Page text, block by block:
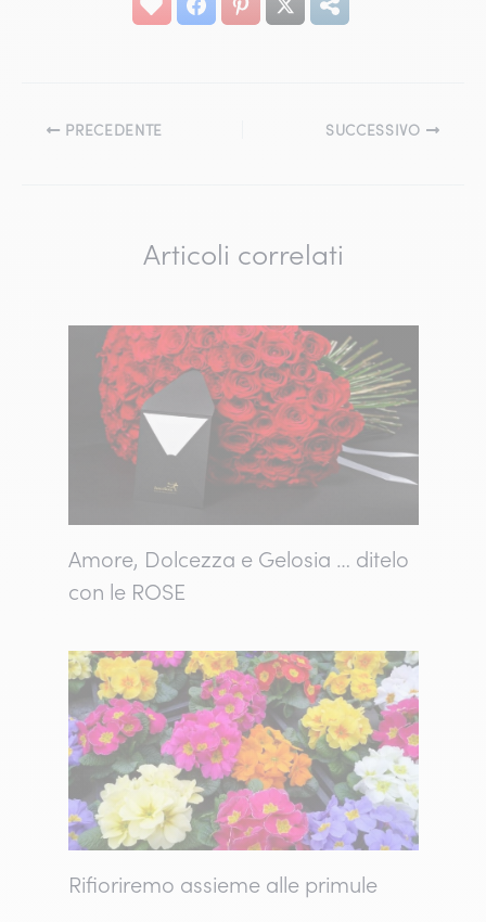
PRECEDENTE SUCCESSIVO
Articoli correlati
Amore, Dolcezza e Gelosia … ditelo
con le ROSE
Rifioriremo assieme alle primule